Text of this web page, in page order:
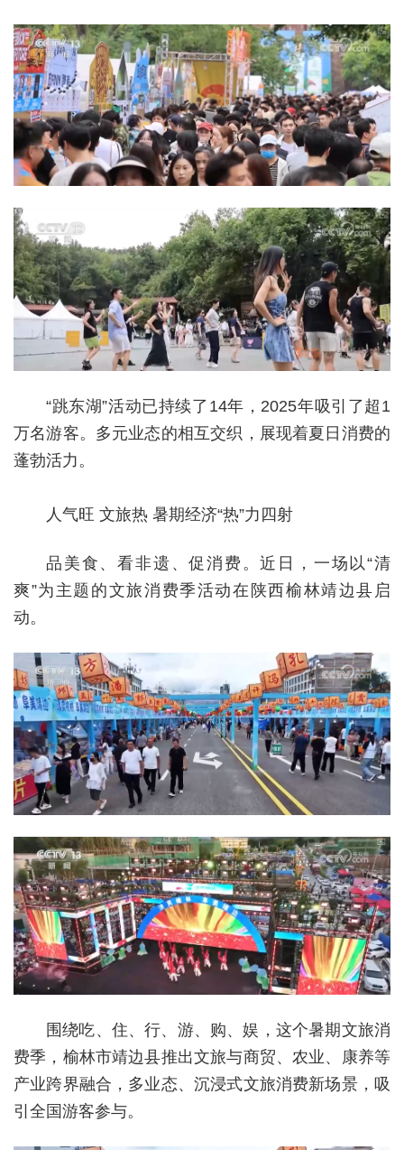
“跳东湖”活动已持续了14年，2025年吸引了超1
万名游客。多元业态的相互交织，展现着夏日消费的
蓬勃活力。
人气旺 文旅热 暑期经济“热”力四射
品美食、看非遗、促消费。近日，一场以“清
爽”为主题的文旅消费季活动在陕西榆林靖边县启
动。
围绕吃、住、行、游、购、娱，这个暑期文旅消
费季，榆林市靖边县推出文旅与商贸、农业、康养等
产业跨界融合，多业态、沉浸式文旅消费新场景，吸
引全国游客参与。